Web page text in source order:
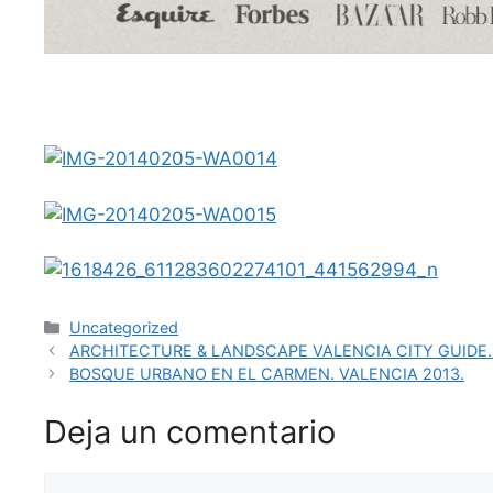
Uncategorized
ARCHITECTURE & LANDSCAPE VALENCIA CITY
BOSQUE URBANO EN EL CARMEN. VALENCIA 2013.
Deja un comentario